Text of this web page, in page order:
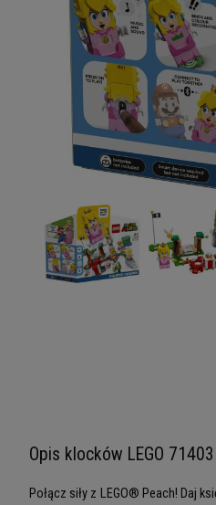
Opis klocków LEGO
Połącz siły z LEGO® Peach! Daj